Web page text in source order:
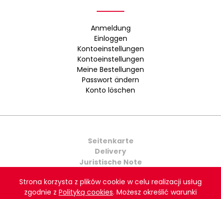
Strona korzysta z plików cookie w celu realizacji usług
zgodnie z Polityką cookies. Możesz określić warunki
Anmeldung
Einloggen
Kontoeinstellungen
Kontoeinstellungen
Meine Bestellungen
Passwort ändern
Konto löschen
Seitenkarte
Delivery
Juristische Note